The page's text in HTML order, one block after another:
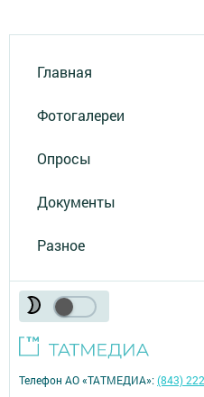
Главная
Фотогалереи
Опросы
Документы
Разное
Телефон АО «ТАТМЕДИА»:(843)